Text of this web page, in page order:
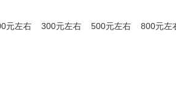
元左右 300元左右 500元左右
800元左